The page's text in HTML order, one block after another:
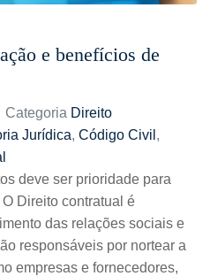
e benefícios de
Categoria Direito
Jurídica, Código Civil ,
deve ser prioridade para
Direito contratual é
das relações sociais e
responsáveis por nortear a
empresas e fornecedores,